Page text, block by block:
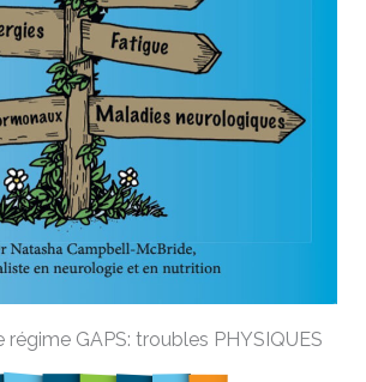
régime GAPS: troubles PHYSIQUES